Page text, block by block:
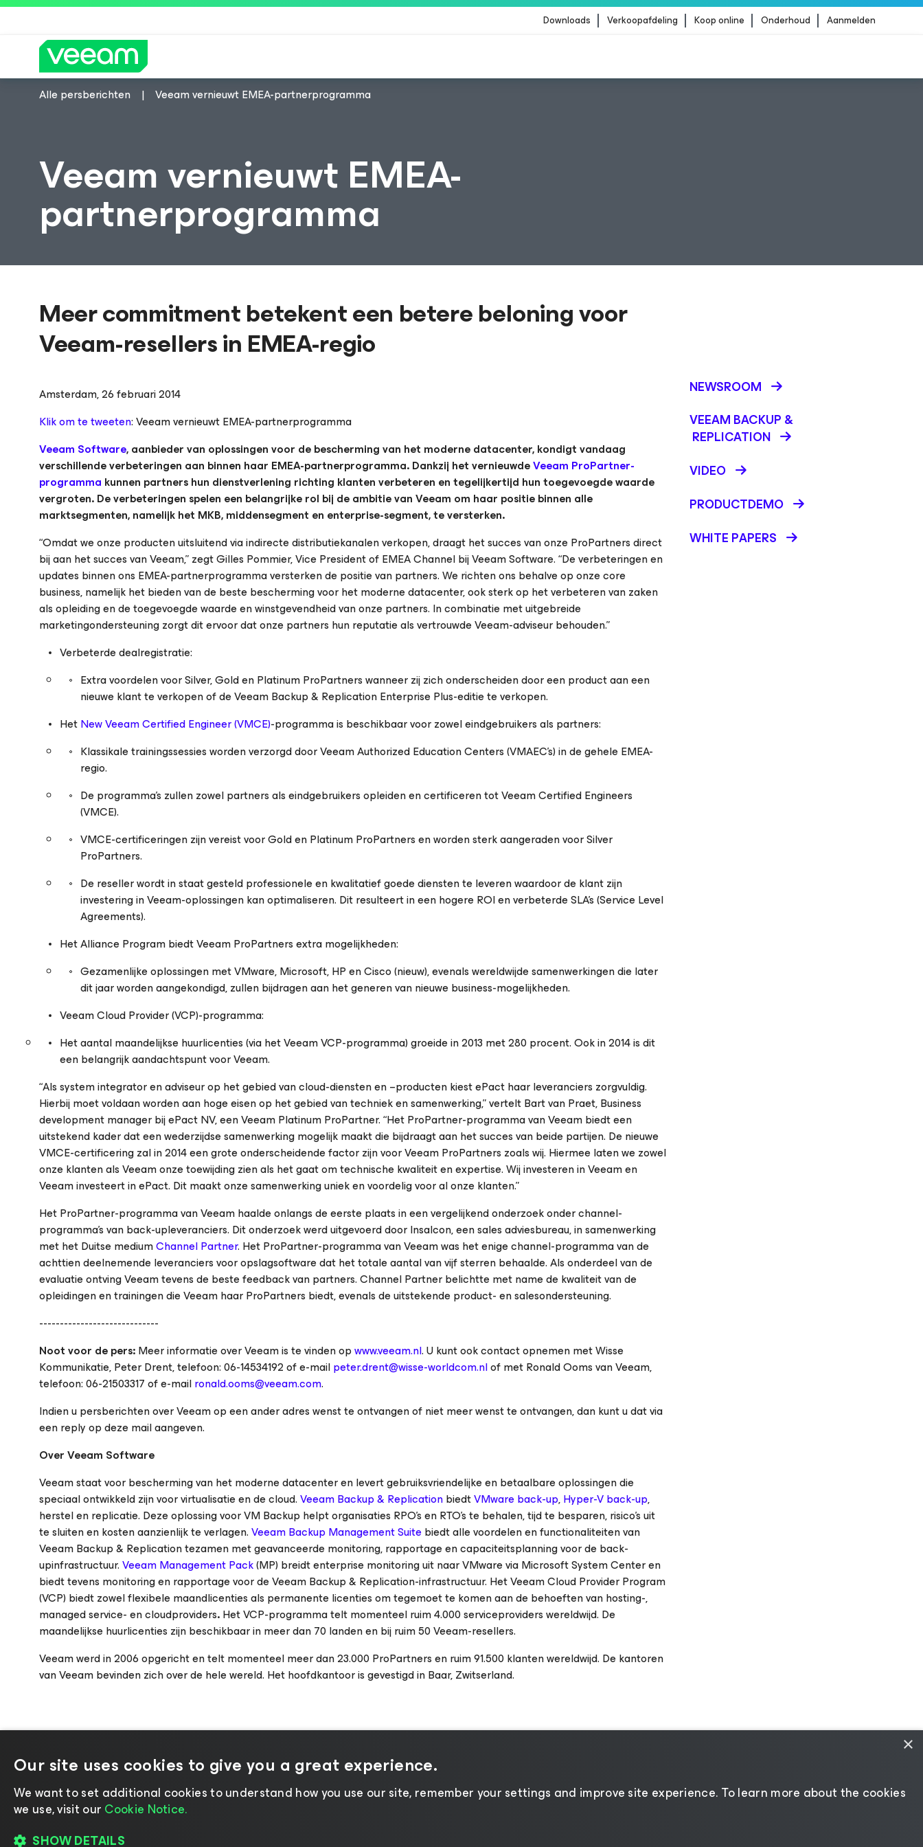
Downloads Verkoopafdeling Koop online Onderhoud Aanmelden
Alle persberichten Veeam vernieuwt EMEA-partnerprogramma
Veeam vernieuwt EMEA-
partnerprogramma
Meer commitment betekent een betere beloning voor
Veeam-resellers in EMEA-regio
Amsterdam, 26 februari 2014
Klik om te tweeten: Veeam vernieuwt EMEA-partnerprogramma
Veeam Software, aanbieder van oplossingen voor de bescherming van het moderne datacenter, kondigt vandaag
verschillende verbeteringen aan binnen haar EMEA-partnerprogramma. Dankzij het vernieuwdeVeeam ProPartner-
programma kunnen partners hun dienstverlening richting klanten verbeteren en tegelijkertijd hun toegevoegde waarde
vergroten. De verbeteringen spelen een belangrijke rol bij de ambitie van Veeam om haar positie binnen alle
marktsegmenten, namelijk het MKB, middensegment en enterprise-segment, te versterken.
“Omdat we onze producten uitsluitend via indirecte distributiekanalen verkopen, draagt het succes van onze ProPartners direct
bij aan het succes van Veeam,” zegt Gilles Pommier, Vice President of EMEA Channel bij Veeam Software. “De verbeteringen en
updates binnen ons EMEA-partnerprogramma versterken de positie van partners. We richten ons behalve op onze core
business, namelijk het bieden van de beste bescherming voor het moderne datacenter, ook sterk op het verbeteren van zaken
als opleiding en de toegevoegde waarde en winstgevendheid van onze partners. In combinatie met uitgebreide
marketingondersteuning zorgt dit ervoor dat onze partners hun reputatie als vertrouwde Veeam-adviseur behouden.”
Verbeterde dealregistratie:
Extra voordelen voor Silver, Gold en Platinum ProPartners wanneer zij zich onderscheiden door een product aan een
nieuwe klant te verkopen of de Veeam Backup & Replication Enterprise Plus-editie te verkopen.
HetNew Veeam Certified Engineer (VMCE)-programma is beschikbaar voor zowel eindgebruikers als partners:
Klassikale trainingssessies worden verzorgd door Veeam Authorized Education Centers (VMAEC’s) in de gehele EMEA-
regio.
De programma’s zullen zowel partners als eindgebruikers opleiden en certificeren tot Veeam Certified Engineers
(VMCE).
VMCE-certificeringen zijn vereist voor Gold en Platinum ProPartners en worden sterk aangeraden voor Silver
ProPartners.
De reseller wordt in staat gesteld professionele en kwalitatief goede diensten te leveren waardoor de klant zijn
investering in Veeam-oplossingen kan optimaliseren. Dit resulteert in een hogere ROI en verbeterde SLA’s (Service Level
Agreements).
Het Alliance Program biedt Veeam ProPartners extra mogelijkheden:
Gezamenlijke oplossingen met VMware, Microsoft, HP en Cisco (nieuw), evenals wereldwijde samenwerkingen die later
dit jaar worden aangekondigd, zullen bijdragen aan het generen van nieuwe business-mogelijkheden.
Veeam Cloud Provider (VCP)-programma:
Het aantal maandelijkse huurlicenties (via het Veeam VCP-programma) groeide in 2013 met 280 procent. Ook in 2014 is dit
een belangrijk aandachtspunt voor Veeam.
“Als system integrator en adviseur op het gebied van cloud-diensten en –producten kiest ePact haar leveranciers zorgvuldig.
Hierbij moet voldaan worden aan hoge eisen op het gebied van techniek en samenwerking,” vertelt Bart van Praet, Business
development manager bij ePact NV, een Veeam Platinum ProPartner. “Het ProPartner-programma van Veeam biedt een
uitstekend kader dat een wederzijdse samenwerking mogelijk maakt die bijdraagt aan het succes van beide partijen. De nieuwe
VMCE-certificering zal in 2014 een grote onderscheidende factor zijn voor Veeam ProPartners zoals wij. Hiermee laten we zowel
onze klanten als Veeam onze toewijding zien als het gaat om technische kwaliteit en expertise. Wij investeren in Veeam en
Veeam investeert in ePact. Dit maakt onze samenwerking uniek en voordelig voor al onze klanten.”
Het ProPartner-programma van Veeam haalde onlangs de eerste plaats in een vergelijkend onderzoek onder channel-
programma’s van back-upleveranciers. Dit onderzoek werd uitgevoerd door Insalcon, een sales adviesbureau, in samenwerking
met het Duitse mediumChannel Partner. Het ProPartner-programma van Veeam was het enige channel-programma van de
achttien deelnemende leveranciers voor opslagsoftware dat het totale aantal van vijf sterren behaalde. Als onderdeel van de
evaluatie ontving Veeam tevens de beste feedback van partners. Channel Partner belichtte met name de kwaliteit van de
opleidingen en trainingen die Veeam haar ProPartners biedt, evenals de uitstekende product- en salesondersteuning.
-----------------------------
Noot voor de pers:Meer informatie over Veeam is te vinden opwww.veeam.nl. U kunt ook contact opnemen met Wisse
Kommunikatie, Peter Drent, telefoon: 06-14534192 of e-mailpeter.drent@wisse-worldcom.nlof met Ronald Ooms van Veeam,
telefoon: 06-21503317 of e-mailronald.ooms@veeam.com.
Indien u persberichten over Veeam op een ander adres wenst te ontvangen of niet meer wenst te ontvangen, dan kunt u dat via
een reply op deze mail aangeven.
Over Veeam Software
Veeam staat voor bescherming van het moderne datacenter en levert gebruiksvriendelijke en betaalbare oplossingen die
speciaal ontwikkeld zijn voor virtualisatie en de cloud.Veeam Backup & ReplicationbiedtVMware back-up,Hyper-V back-up,
herstel en replicatie. Deze oplossing voor VM Backup helpt organisaties RPO’s en RTO’s te behalen, tijd te besparen, risico’s uit
te sluiten en kosten aanzienlijk te verlagen.Veeam Backup Management Suitebiedt alle voordelen en functionaliteiten van
Veeam Backup & Replication tezamen met geavanceerde monitoring, rapportage en capaciteitsplanning voor de back-
upinfrastructuur.Veeam Management Pack(MP) breidt enterprise monitoring uit naar VMware via Microsoft System Center en
biedt tevens monitoring en rapportage voor de Veeam Backup & Replication-infrastructuur. Het Veeam Cloud Provider Program
(VCP) biedt zowel flexibele maandlicenties als permanente licenties om tegemoet te komen aan de behoeften van hosting-,
managed service- en cloudproviders.Het VCP-programma telt momenteel ruim 4.000 serviceproviders wereldwijd. De
maandelijkse huurlicenties zijn beschikbaar in meer dan 70 landen en bij ruim 50 Veeam-resellers.
Veeam werd in 2006 opgericht en telt momenteel meer dan 23.000 ProPartners en ruim 91.500 klanten wereldwijd. De kantoren
van Veeam bevinden zich over de hele wereld. Het hoofdkantoor is gevestigd in Baar, Zwitserland.
NEWSROOM
VEEAM BACKUP &
REPLICATION
VIDEO
PRODUCTDEMO
WHITE PAPERS
©2026 Veeam® Software
×
Our site uses cookies to give you a great experience.
We want to set additional cookies to understand how you use our site, remember your settings and improve site experience. ​To learn more about the cookies
we use, visit our Cookie Notice.
SHOW DETAILS